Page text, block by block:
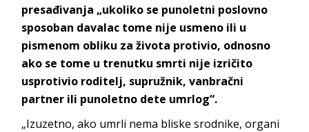
presađivanja „ukoliko se punoletni poslovno
sposoban davalac tome nije usmeno ili u
pismenom obliku za života protivio, odnosno
ako se tome u trenutku smrti nije izričito
usprotivio roditelj, supružnik, vanbračni
partner ili punoletno dete umrlog“.
„Izuzetno, ako umrli nema bliske srodnike, organi